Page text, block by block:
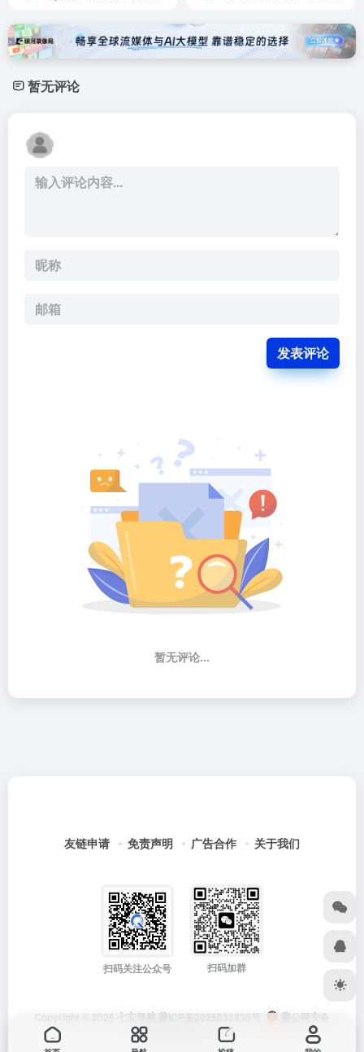
暂无评论
发表评论
暂无评论...
友链申请 免责声明 广告合作 关于我们
扫码关注公众号 扫码加群
Copyright © 2026 七安导航 蒙ICP备2025033835号
蒙公网安备
15012202000171号